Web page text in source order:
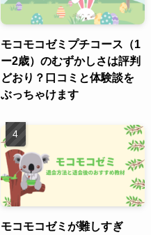
モコモコゼミプチコース（1
ー2歳）のむずかしさは評判
どおり？口コミと体験談を
ぶっちゃけます
モコモコゼミが難しすぎ